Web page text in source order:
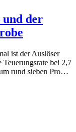
der
ist der Auslöser
bei 2,7
rund sieben Pro…